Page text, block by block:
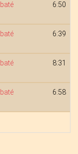
6:50
6:39
8:31
6:58